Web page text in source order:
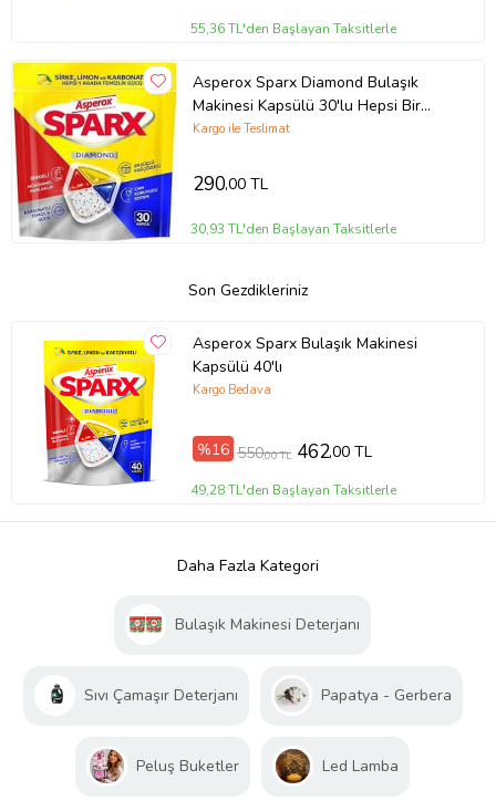
55,36 TL'den Başlayan Taksitlerle
Asperox Sparx Diamond Bulaşık
Makinesi Kapsülü 30'lu Hepsi Bir
Arada
Kargo ile Teslimat
290,00 TL
30,93 TL'den Başlayan Taksitlerle
Son Gezdikleriniz
Asperox Sparx Bulaşık Makinesi
Kapsülü 40'lı
Kargo Bedava
%16 550,00 TL 462,00 TL
49,28 TL'den Başlayan Taksitlerle
Daha Fazla Kategori
Bulaşık Makinesi Deterjanı
Sıvı Çamaşır Deterjanı Papatya - Gerbera
Peluş Buketler Led Lamba